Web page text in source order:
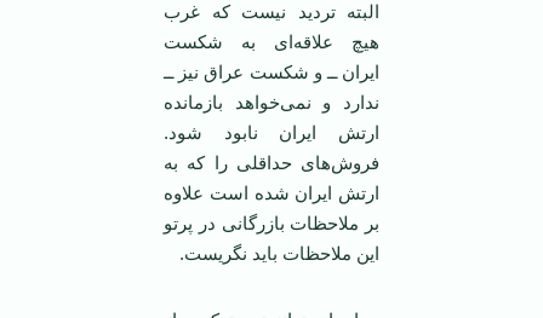
البته تردید نیست که غرب
هیچ علاقه‌ای به شکست
ایران ــ و شکست عراق نیز ــ
ندارد و نمی‌خواهد بازمانده
ارتش ایران نابود شود.
فروش‌های حداقلی را که به
ارتش ایران شده است علاوه
بر ملاحظات بازرگانی در پرتو
این ملاحظات باید نگریست.